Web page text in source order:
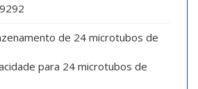
de 24 microtubos de
para 24 microtubos de